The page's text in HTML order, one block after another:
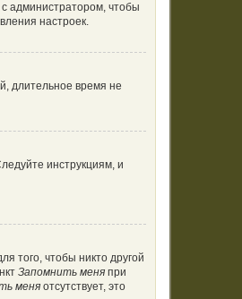
администратором, чтобы
настроек.
длительное время не
инструкциям, и
того, чтобы никто другой
Запомнить меня при
меня отсутствует, это